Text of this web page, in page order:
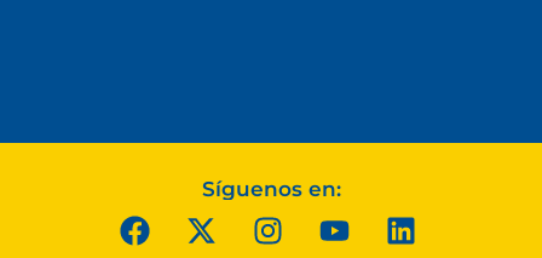
Síguenos en: